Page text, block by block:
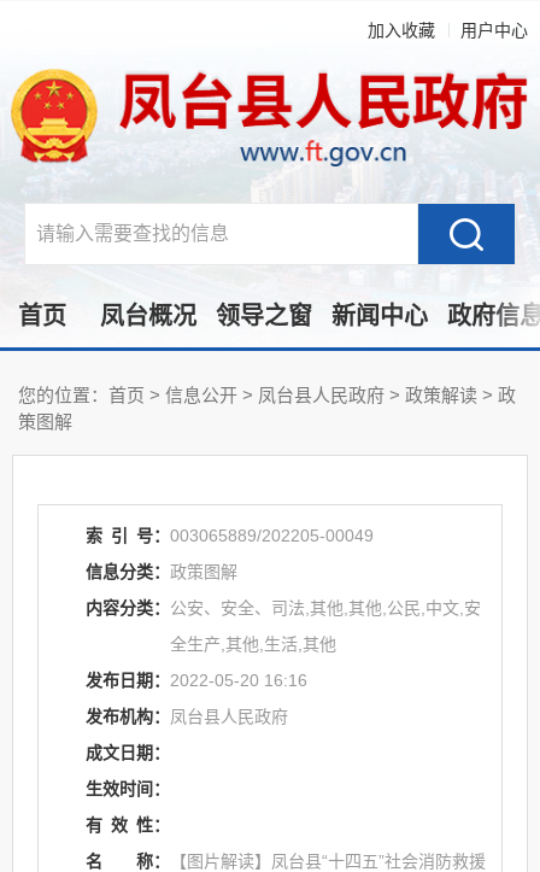
加入收藏 用户中心
首页 凤台概况 领导之窗 新闻中心 政府信
您的位置： 首页 > 信息公开 > 凤台县人民政府 > 政策解读 > 政
策图解
索 引 号： 003065889/202205-00049
信息分类： 政策图解
内容分类： 公安、安全、司法,其他,其他,公民,中文,安
全生产,其他,生活,其他
发布日期： 2022-05-20 16:16
发布机构： 凤台县人民政府
成文日期：
生效时间：
有 效 性：
名
称：
【图片解读】凤台县“十四五”社会消防救援